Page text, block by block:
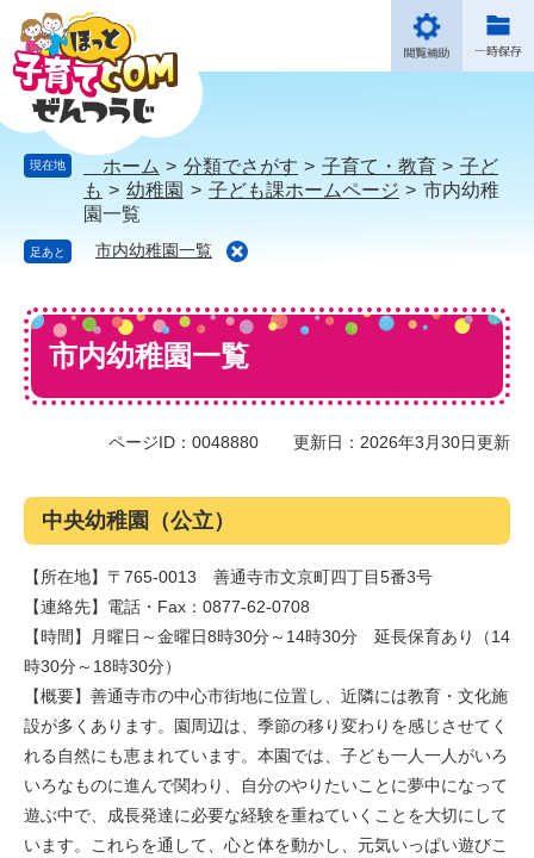
ジ
頭
ュ
飛
現在地 ホーム > 分類でさがす > 子育て・教育 > 子ど
も > 幼稚園 > 子ども課ホームページ > 市内幼稚
園一覧
足あと 市内幼稚園一覧
本
文
市内幼稚園一覧
ページID：0048880 更新日：2026年3月30日更新
中央幼稚園（公立）
【所在地】〒765-0013 善通寺市文京町四丁目5番3号
【連絡先】電話・Fax：0877-62-0708
【時間】月曜日～金曜日8時30分～14時30分 延長保育あり（14
時30分～18時30分）
【概要】善通寺市の中心市街地に位置し、近隣には教育・文化施
設が多くあります。園周辺は、季節の移り変わりを感じさせてく
れる自然にも恵まれています。本園では、子ども一人一人がいろ
いろなものに進んで関わり、自分のやりたいことに夢中になって
遊ぶ中で、成長発達に必要な経験を重ねていくことを大切にして
います。これらを通して、心と体を動かし、元気いっぱい遊びこ